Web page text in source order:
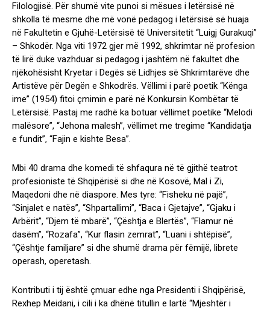
Filologjisë. Për shumë vite punoi si mësues i letërsisë në
shkolla të mesme dhe më vonë pedagog i letërsisë së huaja
në Fakultetin e Gjuhë-Letërsisë të Universitetit “Luigj Gurakuqi”
– Shkodër. Nga viti 1972 gjer më 1992, shkrimtar në profesion
të lirë duke vazhduar si pedagog i jashtëm në fakultet dhe
njëkohësisht Kryetar i Degës së Lidhjes së Shkrimtarëve dhe
Artistëve për Degën e Shkodrës. Vëllimi i parë poetik “Kënga
ime” (1954) fitoi çmimin e parë në Konkursin Kombëtar të
Letërsisë. Pastaj me radhë ka botuar vëllimet poetike “Melodi
malësore”, “Jehona malesh”, vëllimet me tregime “Kandidatja
e fundit”, “Fajin e kishte Besa”.
Mbi 40 drama dhe komedi të shfaqura në të gjithë teatrot
profesioniste të Shqipërisë si dhe në Kosovë, Mal i Zi,
Maqedoni dhe në diaspore. Mes tyre: “Fisheku në pajë”,
“Sinjalet e natës”, “Shpartallimi”, “Baca i Gjetajve”, “Gjaku i
Arbërit”, “Djem të mbarë”, “Çështja e Blertës”, “Flamur në
dasëm”, “Rozafa”, “Kur flasin zemrat”, “Luani i shtëpisë”,
“Çështje familjare” si dhe shumë drama për fëmijë, librete
operash, operetash.
Kontributi i tij është çmuar edhe nga Presidenti i Shqipërisë,
Rexhep Meidani, i cili i ka dhënë titullin e lartë “Mjeshtër i